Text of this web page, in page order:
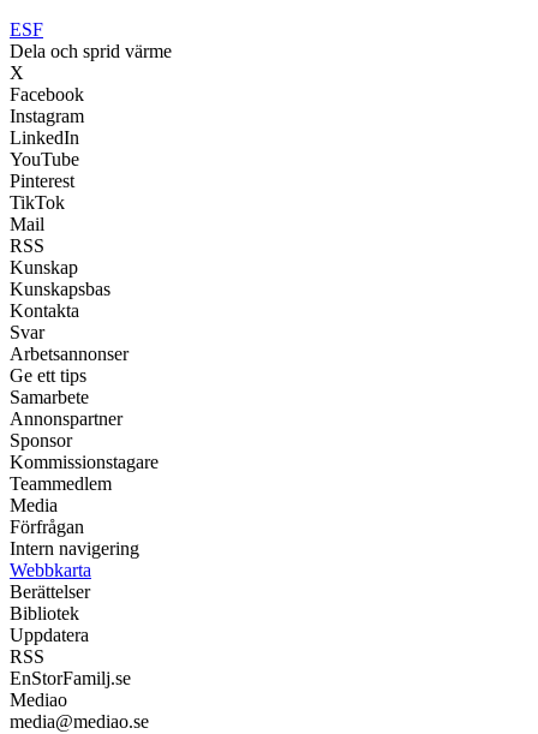
ESF
Dela och sprid värme
X
Facebook
Instagram
LinkedIn
YouTube
Pinterest
TikTok
Mail
RSS
Kunskap
Kunskapsbas
Kontakta
Svar
Arbetsannonser
Ge ett tips
Samarbete
Annonspartner
Sponsor
Kommissionstagare
Teammedlem
Media
Förfrågan
Intern navigering
Webbkarta
Berättelser
Bibliotek
Uppdatera
RSS
EnStorFamilj.se
Mediao
media@mediao.se